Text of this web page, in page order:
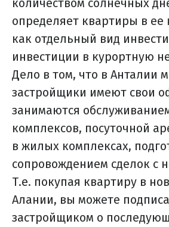
определяет квартиры в ее
как отдельный вид
инвестиции в курортную
Дело в том, что в Анталии
застройщики имеют свои
занимаются
комплексов, посуточной
в жилых комплексах,
сопровождением сделок с
Т.е. покупая квартиру в
Алании, вы можете
застройщиком о